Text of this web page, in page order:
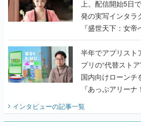
上。配信開始5日
発の実写インタラ
『盛世天下：女
うこだわりをプロ
半年でアプリストアを
プリの“代替スト
国内向けローンチ
『あっぷアリー
インタビューの記事一覧